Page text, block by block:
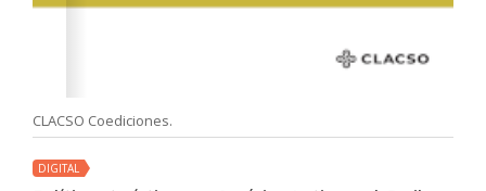
CLACSO Coediciones.
DIGITAL